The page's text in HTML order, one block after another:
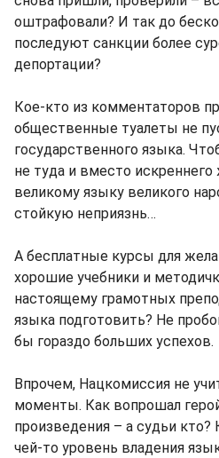
оштрафовали? И так до
последуют санкции более
депортации?
Кое-кто из комментаторов
общественные туалеты не
государственного языка.
не туда и вместо
великому языку великого
стойкую неприязнь…
А бесплатные курсы для
хорошие учебники и
настоящему грамотных
языка подготовить? Не
бы гораздо больших успехов.
Впрочем, Нацкомиссия не
моменты. Как вопрошал
произведения – а судьи кто?
чей-то уровень владения